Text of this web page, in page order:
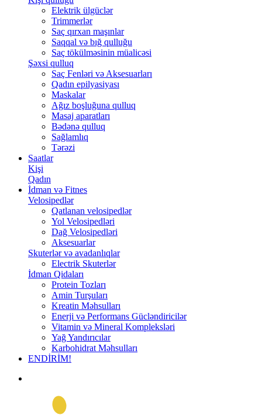
Elektrik ülgüclər
Trimmerlər
Saç qırxan maşınlar
Saqqal və bığ qulluğu
Saç tökülməsinin müalicəsi
Şəxsi qulluq
Saç Fenləri və Aksesuarları
Qadın epilyasiyası
Maskalar
Ağız boşluğuna qulluq
Masaj aparatları
Bədənə qulluq
Sağlamlıq
Tərəzi
Saatlar
Kişi
Qadın
İdman və Fitnes
Velosipedlər
Qatlanan velosipedlər
Yol Velosipedləri
Dağ Velosipedləri
Aksesuarlar
Skuterlər və avadanlıqlar
Electrik Skuterlər
İdman Qidaları
Protein Tozları
Amin Turşuları
Kreatin Məhsulları
Enerji və Performans Gücləndiricilər
Vitamin və Mineral Kompleksləri
Yağ Yandırıcılar
Karbohidrat Məhsulları
ENDİRİM!